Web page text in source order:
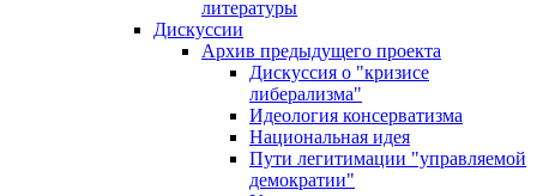
литературы
Дискуссии
Архив предыдущего проекта
Дискуссия о "кризисе
либерализма"
Идеология консерватизма
Национальная идея
Пути легитимации "управляемой
демократии"